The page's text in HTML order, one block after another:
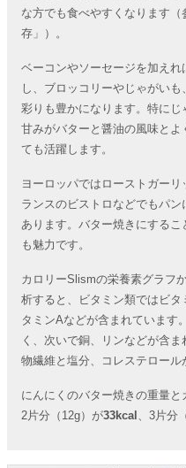
な方でも食べやすくなります
存」）。
ベーコンやソーセージを加え
し、ブロッコリーやじゃがい
彩りも豊かになります。特に
甘みがバターと醤油の風味と
ても活躍します。
ヨーロッパではローストガー
ランスのビストロなどでもパ
あります。バター焼きにする
も魅力です。
カロリーSlismの栄養素グラフ
析すると、ビタミン類ではビ
タミンAなどが含まれています
く、次いで銅、リンなどが含
物繊維と塩分、コレステロール
にんにくのバター焼きの重量
2片分（12g）が33kcal 、3片分